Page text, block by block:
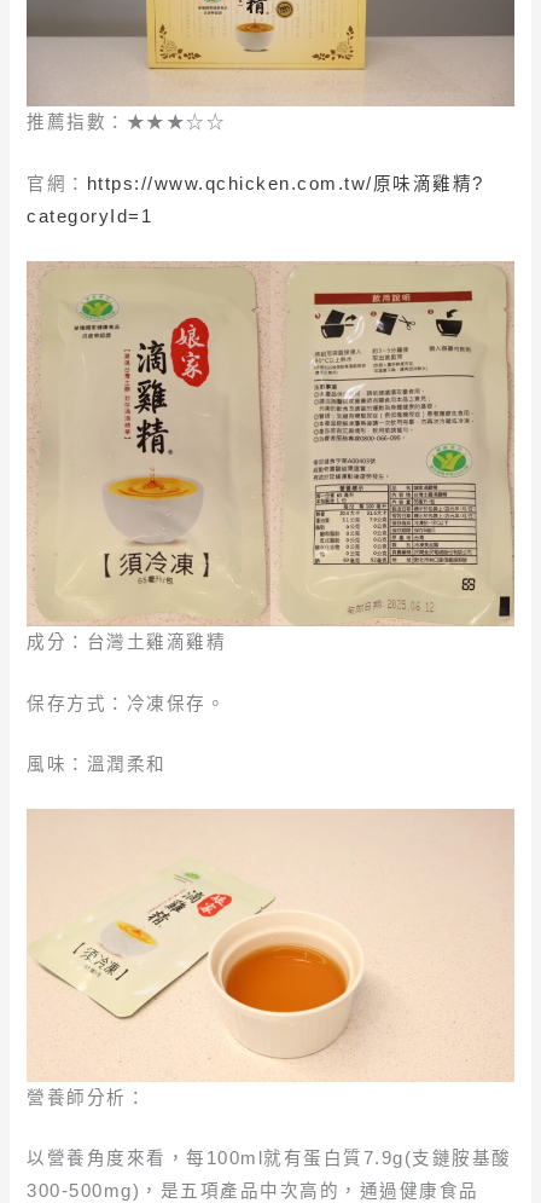
推薦指數：★★★☆☆
官網： https://www.qchicken.com.tw/原味滴雞精?
categoryId=1
成分：台灣土雞滴雞精
保存方式：冷凍保存。
風味：溫潤柔和
營養師分析：
以營養角度來看，每100ml就有蛋白質7.9g(支鏈胺基酸
300-500mg)，是五項產品中次高的，通過健康食品